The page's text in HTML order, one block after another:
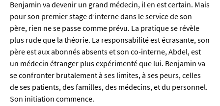
Benjamin va devenir un grand médecin, il en est certain. Mais
pour son premier stage d’interne dans le service de son
père, rien ne se passe comme prévu. La pratique se révèle
plus rude que la théorie. La responsabilité est écrasante, son
père est aux abonnés absents et son co-interne, Abdel, est
un médecin étranger plus expérimenté que lui. Benjamin va
se confronter brutalement à ses limites, à ses peurs, celles
de ses patients, des familles, des médecins, et du personnel.
Son initiation commence.